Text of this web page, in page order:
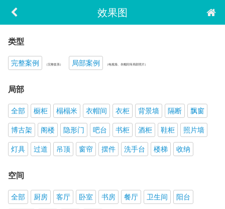
效果图
类型
完整案例 （完整套系） 局部案例 （电视墙、衣帽间等局部照片）
局部
全部 橱柜 榻榻米 衣帽间 衣柜 背景墙 隔断
飘窗
博古架
阁楼 隐形门 吧台 书柜 酒柜 鞋柜
照片墙
灯具
过道 吊顶 窗帘 摆件 洗手台 楼梯 收纳
空间
全部 厨房 客厅 卧室 书房 餐厅 卫生间
阳台